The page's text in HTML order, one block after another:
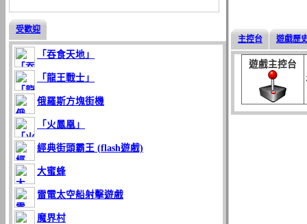
受歡迎
「吞食天地」
「龍王戰士」
俄羅斯方塊街機
「火鳳凰」
經典街頭霸王 (flash遊戲)
大蜜蜂
雷電太空船射擊遊戲
魔界村
主控台 遊戲歷
遊戲主控台